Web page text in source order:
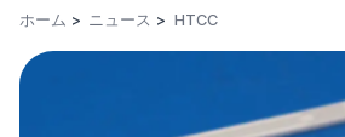
ホーム ニュース HTCC